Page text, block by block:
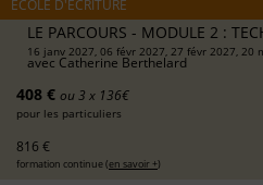
ÉCOLE D'ÉCRITURE
LE PARCOURS - MODULE 2 :
16 janv 2027, 06 févr 2027, 27 févr 2027, 20
avec Catherine Berthelard
408 € ou 3 x 136€
pour les particuliers
816 €
formation continue (en savoir +)